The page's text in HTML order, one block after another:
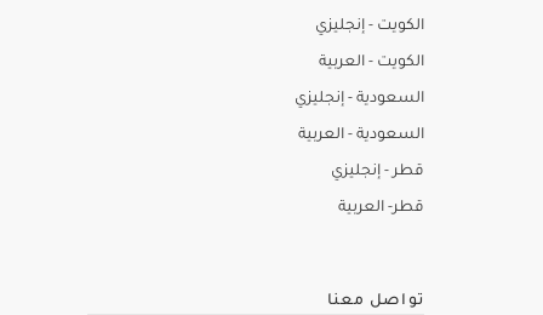
الكويت - إنجليزي
الكويت - العربية
السعودية - إنجليزي
السعودية - العربية
قطر - إنجليزي
قطر- العربية
تواصل معنا